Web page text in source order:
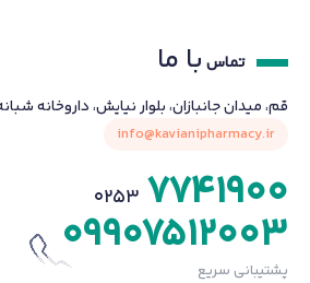
تماس با ما
قم، میدان جانبازان، بلوار نیایش، داروخانه
info@kavianipharmacy.ir
0253 7741900
09907512003
پشتیبانی سریع